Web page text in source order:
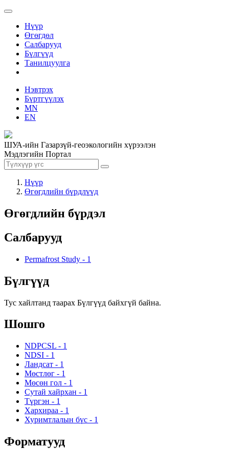
Нүүр
Өгөгдөл
Салбарууд
Бүлгүүд
Танилцуулга
Нэвтрэх
Бүртгүүлэх
MN
EN
ШУА-ийн Газарзүй-геоэкологийн хүрээлэн
Мэдлэгийн Портал
Нүүр
Өгөгдлийн бүрдлүүд
Өгөгдлийн бүрдэл
Салбарууд
Permafrost Study - 1
Бүлгүүд
Тус хайлтанд таарах Бүлгүүд байхгүй байна.
Шошго
NDPCSL - 1
NDSI - 1
Ландсат - 1
Мөстлөг - 1
Мөсөн гол - 1
Сутай хайрхан - 1
Түргэн - 1
Хархираа - 1
Хуримтлалын бүс - 1
Форматууд